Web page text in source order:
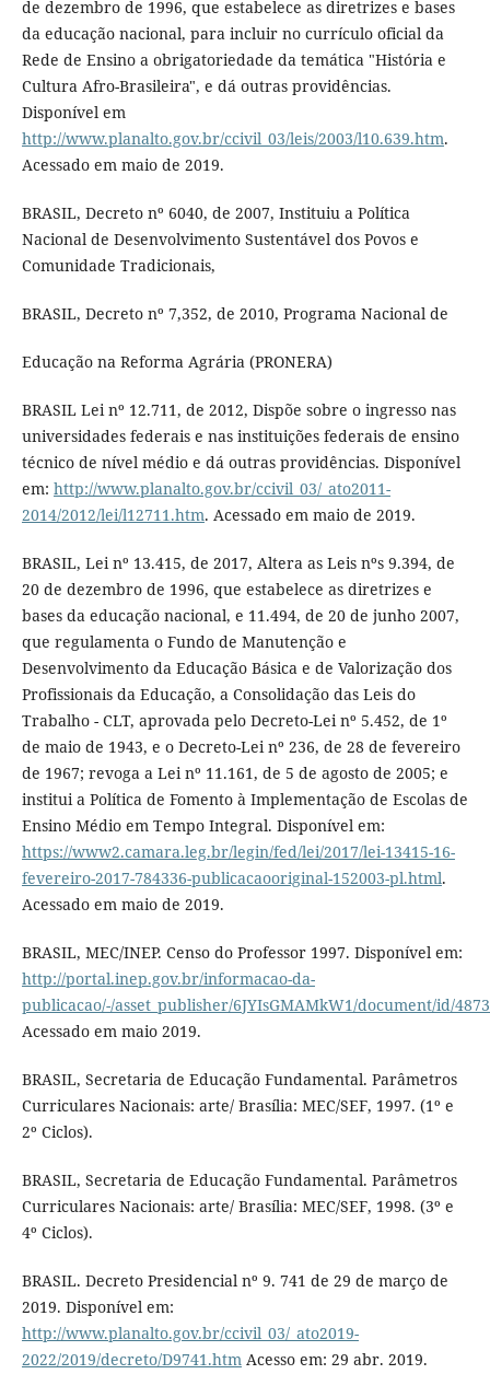
de dezembro de 1996, que estabelece as diretrizes e bases
da educação nacional, para incluir no currículo oficial da
Rede de Ensino a obrigatoriedade da temática "História e
Cultura Afro-Brasileira", e dá outras providências.
Disponível em
http://www.planalto.gov.br/ccivil_03/leis/2003/l10.639.htm.
Acessado em maio de 2019.
BRASIL, Decreto nº 6040, de 2007, Instituiu a Política
Nacional de Desenvolvimento Sustentável dos Povos e
Comunidade Tradicionais,
BRASIL, Decreto nº 7,352, de 2010, Programa Nacional de
Educação na Reforma Agrária (PRONERA)
BRASIL Lei nº 12.711, de 2012, Dispõe sobre o ingresso nas
universidades federais e nas instituições federais de ensino
técnico de nível médio e dá outras providências. Disponível
em: http://www.planalto.gov.br/ccivil_03/_ato2011-
2014/2012/lei/l12711.htm. Acessado em maio de 2019.
BRASIL, Lei nº 13.415, de 2017, Altera as Leis nºs 9.394, de
20 de dezembro de 1996, que estabelece as diretrizes e
bases da educação nacional, e 11.494, de 20 de junho 2007,
que regulamenta o Fundo de Manutenção e
Desenvolvimento da Educação Básica e de Valorização dos
Profissionais da Educação, a Consolidação das Leis do
Trabalho - CLT, aprovada pelo Decreto-Lei nº 5.452, de 1º
de maio de 1943, e o Decreto-Lei nº 236, de 28 de fevereiro
de 1967; revoga a Lei nº 11.161, de 5 de agosto de 2005; e
institui a Política de Fomento à Implementação de Escolas de
Ensino Médio em Tempo Integral. Disponível em:
https://www2.camara.leg.br/legin/fed/lei/2017/lei-13415-16-
fevereiro-2017-784336-publicacaooriginal-152003-pl.html.
Acessado em maio de 2019.
BRASIL, MEC/INEP. Censo do Professor 1997. Disponível em:
http://portal.inep.gov.br/informacao-da-
publicacao/-/asset_publisher/6JYIsGMAMkW1/document/id/
Acessado em maio 2019.
BRASIL, Secretaria de Educação Fundamental. Parâmetros
Curriculares Nacionais: arte/ Brasília: MEC/SEF, 1997. (1º e
2º Ciclos).
BRASIL, Secretaria de Educação Fundamental. Parâmetros
Curriculares Nacionais: arte/ Brasília: MEC/SEF, 1998. (3º e
4º Ciclos).
BRASIL. Decreto Presidencial nº 9. 741 de 29 de março de
2019. Disponível em:
http://www.planalto.gov.br/ccivil_03/_ato2019-
2022/2019/decreto/D9741.htmAcesso em: 29 abr. 2019.